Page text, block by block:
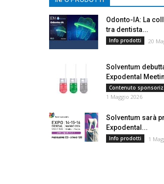
Odonto-IA: La
tra dentista...
Info prodotti 20
Solventum
Expodental
Contenuto
1 Maggio 2026
Solventum sarà
Expodental...
Info prodotti 1